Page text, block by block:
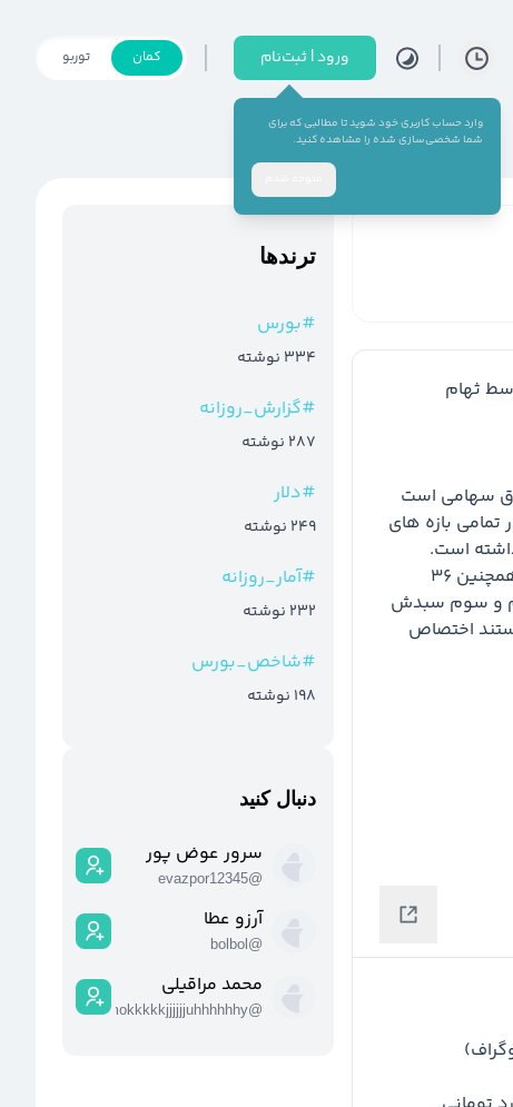
ورود | ثبت‌نام
وارد حساب کاربری خود شوید تا مطالبی که برای
شما شخصی‌سازی شده را مشاهده کنید.
کمان توربو
ترند‌ها
#بورس
334 نوشته
#گزارش_روزانه
287 نوشته
#دلار
249 نوشته
#آمار_روزانه
232 نوشته
#شاخص_بورس
198 نوشته
دنبال کنید
سرور عوض پور
@
evazpor12345
آرزو عطا
@
bolbol
محمد مراقیلی
@
mmokkkkkjjjjjjuhhhhhhy